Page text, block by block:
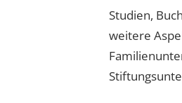
Studien,
weitere